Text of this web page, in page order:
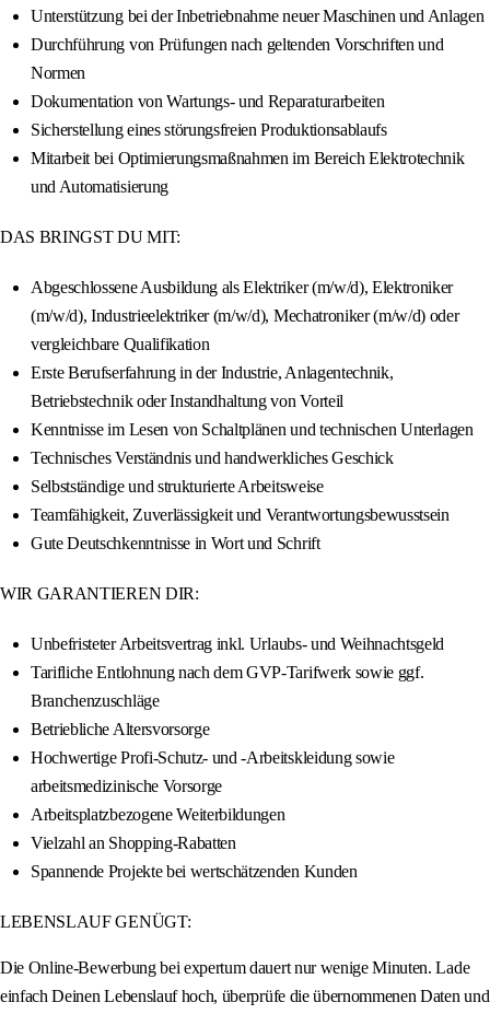
Unterstützung bei der Inbetriebnahme neuer Maschinen und Anlagen
Durchführung von Prüfungen nach geltenden Vorschriften und
Normen
Dokumentation von Wartungs- und Reparaturarbeiten
Sicherstellung eines störungsfreien Produktionsablaufs
Mitarbeit bei Optimierungsmaßnahmen im Bereich Elektrotechnik
und Automatisierung
DAS BRINGST DU MIT:
Abgeschlossene Ausbildung als Elektriker (m/w/d), Elektroniker
(m/w/d), Industrieelektriker (m/w/d), Mechatroniker (m/w/d) oder
vergleichbare Qualifikation
Erste Berufserfahrung in der Industrie, Anlagentechnik,
Betriebstechnik oder Instandhaltung von Vorteil
Kenntnisse im Lesen von Schaltplänen und technischen Unterlagen
Technisches Verständnis und handwerkliches Geschick
Selbstständige und strukturierte Arbeitsweise
Teamfähigkeit, Zuverlässigkeit und Verantwortungsbewusstsein
Gute Deutschkenntnisse in Wort und Schrift
WIR GARANTIEREN DIR:
Unbefristeter Arbeitsvertrag inkl. Urlaubs- und Weihnachtsgeld
Tarifliche Entlohnung nach dem GVP-Tarifwerk sowie ggf.
Branchenzuschläge
Betriebliche Altersvorsorge
Hochwertige Profi-Schutz- und -Arbeitskleidung sowie
arbeitsmedizinische Vorsorge
Arbeitsplatzbezogene Weiterbildungen
Vielzahl an Shopping-Rabatten
Spannende Projekte bei wertschätzenden Kunden
LEBENSLAUF GENÜGT:
Die Online-Bewerbung bei expertum dauert nur wenige Minuten. Lade
einfach Deinen Lebenslauf hoch, überprüfe die übernommenen Daten und